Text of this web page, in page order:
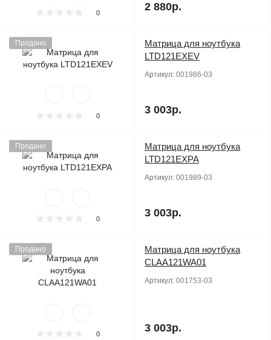
0 2 880р.
Продано
0
Матрица для ноутбука
LTD121EXEV
Артикул: 001986-03
3 003р.
Продано
0
Матрица для ноутбука
LTD121EXPA
Артикул: 001989-03
3 003р.
Продано
0
Матрица для ноутбука
CLAA121WA01
Артикул: 001753-03
3 003р.